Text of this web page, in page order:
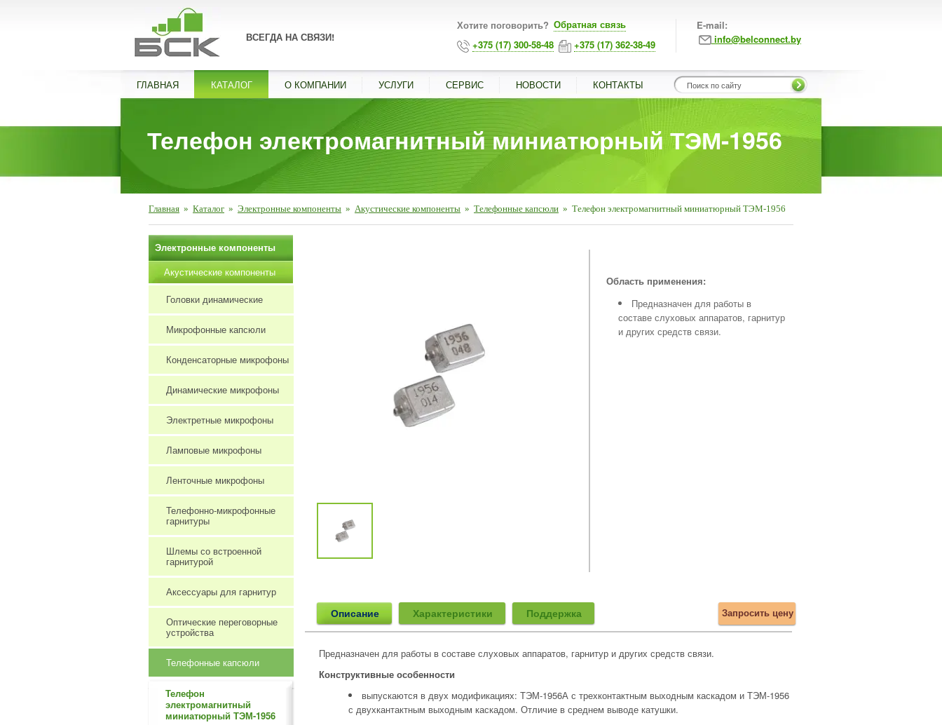
ВСЕГДА НА СВЯЗИ!
Хотите поговорить? Обратная связь
+375 (17) 300-58-48
+375 (17) 362-38-49
E-mail:
info@belconnect.by
ГЛАВНАЯ КАТАЛОГ О КОМПАНИИ УСЛУГИ СЕРВИС НОВОСТИ КОНТАКТЫ
Телефон электромагнитный миниатюрный ТЭМ-1956
Главная » Каталог » Электронные компоненты » Акустические компоненты » Телефонные капсюли » Телефон электромагнитный миниатюрный ТЭМ-1956
Область применения:
Предназначен для работы в
составе слуховых аппаратов, гарнитур
и других средств связи.
Описание Характеристики Поддержка Запросить цену
Предназначен для работы в составе слуховых аппаратов, гарнитур и других средств связи.
Конструктивные особенности
выпускаются в двух модификациях: ТЭМ-1956А с трехконтактным выходным каскадом и ТЭМ-1956
с двухкантактным выходным каскадом. Отличие в среднем выводе катушки.
Электронные компоненты
Акустические компоненты
Головки динамические
Микрофонные капсюли
Конденсаторные микрофоны
Динамические микрофоны
Электретные микрофоны
Ламповые микрофоны
Ленточные микрофоны
Телефонно-микрофонные
гарнитуры
Шлемы со встроенной
гарнитурой
Аксессуары для гарнитур
Оптические переговорные
устройства
Телефонные капсюли
Телефон
электромагнитный
миниатюрный ТЭМ-1956